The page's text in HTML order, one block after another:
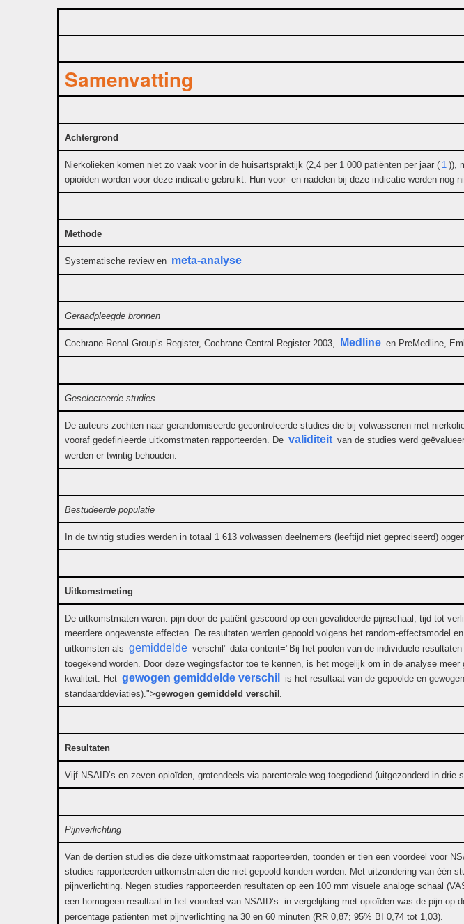
Samenvatting
Achtergrond
Nierkolieken komen niet zo vaak voor in de huisartspraktijk (2,4 per 1 000 patiënten per jaar ( 1 )),
opioïden worden voor deze indicatie gebruikt. Hun voor- en nadelen bij deze indicatie werden nog
Methode
Systematische review en meta-analyse
Geraadpleegde bronnen
Cochrane Renal Group’s Register, Cochrane Central Register 2003, Medline en PreMedline,
Geselecteerde studies
De auteurs zochten naar gerandomiseerde gecontroleerde studies die bij volwassenen met
vooraf gedefinieerde uitkomstmaten rapporteerden. De validiteit van de studies werd
werden er twintig behouden.
Bestudeerde populatie
In de twintig studies werden in totaal 1 613 volwassen deelnemers (leeftijd niet gepreciseerd)
Uitkomstmeting
De uitkomstmaten waren: pijn door de patiënt gescoord op een gevalideerde pijnschaal, tijd tot
meerdere ongewenste effecten. De resultaten werden gepoold volgens het random-effectsmodel
uitkomsten als gemiddelde verschil" data-content="Bij het poolen van de individuele
toegekend worden. Door deze wegingsfactor toe te kennen, is het mogelijk om in de analyse
kwaliteit. Het gewogen gemiddelde verschil
is het resultaat van de gepoolde en
standaarddeviaties).">gewogen gemiddeld verschi l.
Resultaten
Vijf NSAID’s en zeven opioïden, grotendeels via parenterale weg toegediend (uitgezonderd in drie
Pijnverlichting
Van de dertien studies die deze uitkomstmaat rapporteerden, toonden er tien een voordeel voor
studies rapporteerden uitkomstmaten die niet gepoold konden worden. Met uitzondering van één
pijnverlichting. Negen studies rapporteerden resultaten op een 100 mm visuele analoge schaal
een homogeen resultaat in het voordeel van NSAID’s: in vergelijking met opioïden was de pijn op
percentage patiënten met pijnverlichting na 30 en 60 minuten (RR 0,87; 95% BI 0,74 tot 1,03).